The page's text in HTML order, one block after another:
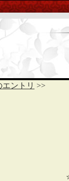
エントリ >>